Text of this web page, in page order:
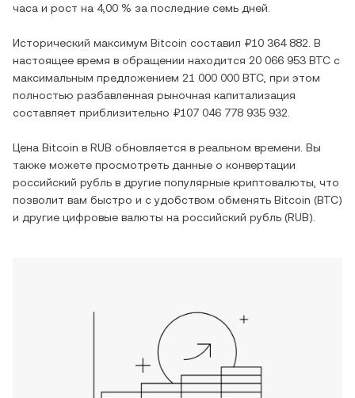
часа и рост на 4,00 % за последние семь дней.
Исторический максимум Bitcoin составил ₽10 364 882 . В
настоящее время в обращении находится 20 066 953 BTC с
максимальным предложением 21 000 000 BTC , при этом
полностью разбавленная рыночная капитализация
составляет приблизительно ₽107 046 778 935 932
Цена Bitcoin в RUB обновляется в реальном времени. Вы
также можете просмотреть данные о конвертации
российский рубль в другие популярные криптовалюты, что
позволит вам быстро и с удобством обменять Bitcoin (BTC)
и другие цифровые валюты на российский рубль (RUB).